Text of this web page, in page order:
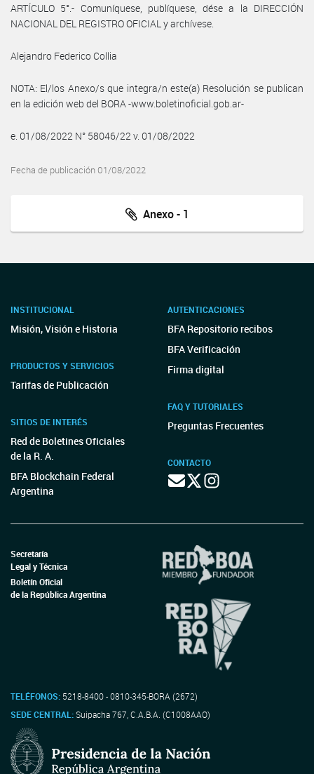
ARTÍCULO 5°.- Comuníquese, publíquese, dése a la DIRECCIÓN
NACIONAL DEL REGISTRO OFICIAL y archívese.
Alejandro Federico Collia
NOTA: El/los Anexo/s que integra/n este(a) Resolución se publican
en la edición web del BORA -www.boletinoficial.gob.ar-
e. 01/08/2022 N° 58046/22 v. 01/08/2022
Fecha de publicación 01/08/2022
Anexo - 1
INSTITUCIONAL
Misión, Visión e Historia
PRODUCTOS Y SERVICIOS
Tarifas de Publicación
SITIOS DE INTERÉS
Red de Boletines Oficiales
de la R. A.
BFA Blockchain Federal
Argentina
AUTENTICACIONES
BFA Repositorio recibos
BFA Verificación
Firma digital
FAQ Y TUTORIALES
Preguntas Frecuentes
CONTACTO
Secretaría
Legal y Técnica
Boletín Oficial
de la República Argentina
TELÉFONOS: 5218-8400 - 0810-345-BORA (2672)
SEDE CENTRAL:Suipacha 767, C.A.B.A. (C1008AAO)